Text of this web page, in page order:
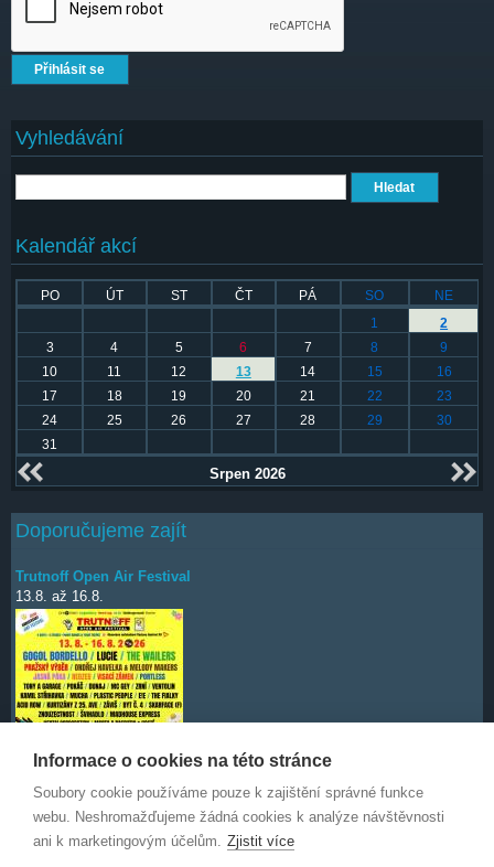
Vyhledávání
Kalendář akcí
PO ÚT ST ČT PÁ SO
NE
1
2
3
4 5 6 7 8
9
10
11 12 13 14 15
16
17
18 19 20 21 22
23
24
25 26 27 28 29
30
31
Srpen 2026
Doporučujeme zajít
Trutnoff Open Air Festival
13.8. až 16.8.
Deep Purple
7.10.
Informace o cookies na této stránce
Soubory cookie používáme pouze k zajištění správné funkce
webu. Neshromažďujeme žádná cookies k analýze návštěvnosti
ani k marketingovým účelům. Zjistit více